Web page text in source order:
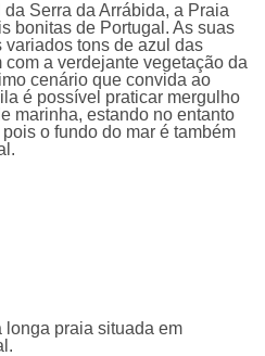
Serra da Arrábida, a Praia
bonitas de Portugal. As suas
tons de azul das
a verdejante vegetação da
cenário que convida ao
é possível praticar mergulho
marinha, estando no entanto
o fundo do mar é também
longa praia situada em